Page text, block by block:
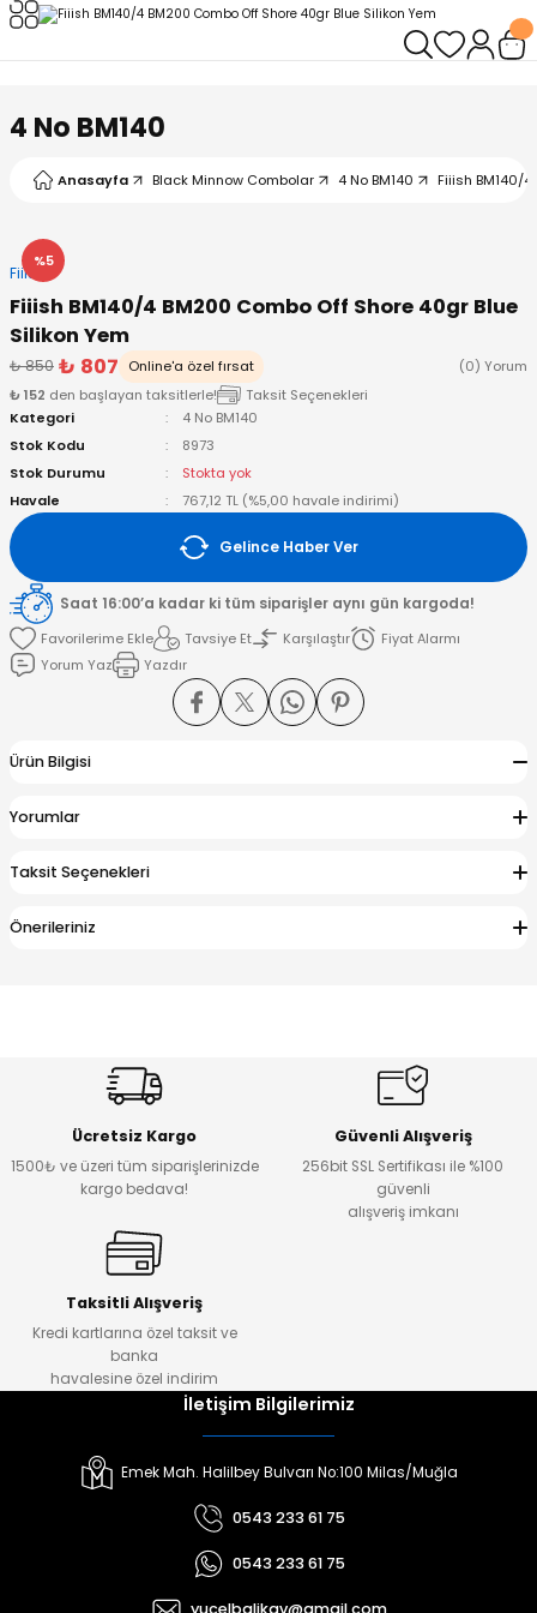
4 No BM140
Anasayfa Black Minnow Combolar 4 No BM140 Fiiish BM140/
%5
Fiiish
Fiiish BM140/4 BM200 Combo Off Shore 40gr Blue
Silikon Yem
₺ 850 ₺ 807 Online'a özel fırsat
(0) Yorum
₺ 152 den başlayan taksitlerle!
Taksit Seçenekleri
Kategori
4 No BM140
Stok Kodu
8973
Stok Durumu
Stokta yok
Havale
767,12 TL (%5,00 havale indirimi)
Gelince Haber Ver
Saat 16:00’a kadar ki tüm siparişler aynı gün kargoda!
Tavsiye Et
Karşılaştır
Fiyat Alarmı
Yorum Yaz
Yazdır
Ürün Bilgisi
Yorumlar
Taksit Seçenekleri
Önerileriniz
Ücretsiz Kargo
1500₺ ve üzeri tüm siparişlerinizde
kargo bedava!
Güvenli Alışveriş
256bit SSL Sertifikası ile %100
güvenli
alışveriş imkanı
Taksitli Alışveriş
Kredi kartlarına özel taksit ve
banka
havalesine özel indirim
İletişim Bilgilerimiz
Emek Mah. Halilbey Bulvarı No:100 Milas/Muğla
0543 233 61 75
0543 233 61 75
yucelbalikav@gmail.com
Kamışlar
& El Feneri